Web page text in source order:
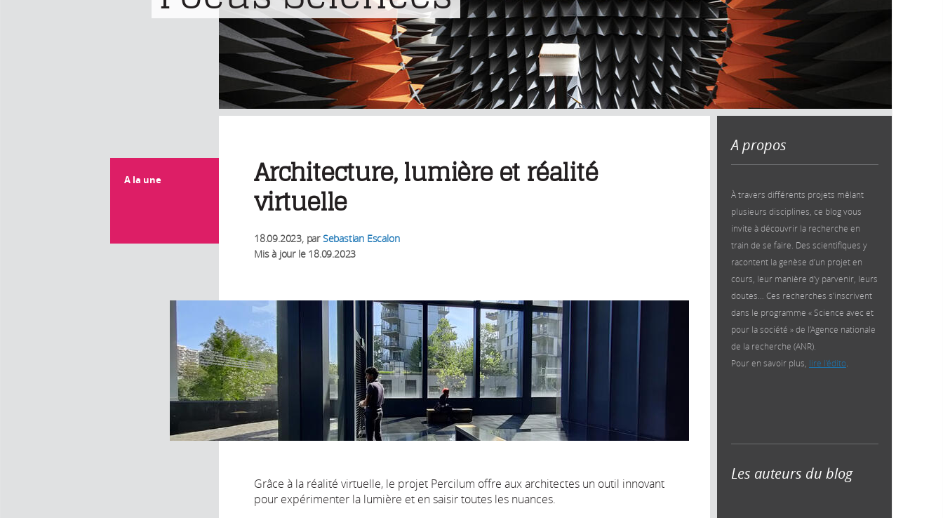
A propos
À travers différents projets mêlant
plusieurs disciplines, ce blog vous
invite à découvrir la recherche en
train de se faire. Des scientifiques y
racontent la genèse d’un projet en
cours, leur manière d’y parvenir, leurs
doutes… Ces recherches s'inscrivent
dans le programme « Science avec et
pour la société » de l’Agence nationale
de la recherche (ANR).
Pour en savoir plus, lire l'édito
Les auteurs du blog
A la une
Architecture, lumière et réalité
virtuelle
18.09.2023, parSebastian Escalon
Mis à jour le 18.09.2023
Grâce à la réalité virtuelle, le projet Percilum offre aux architectes un outil innovant
pour expérimenter la lumière et en saisir toutes les nuances.